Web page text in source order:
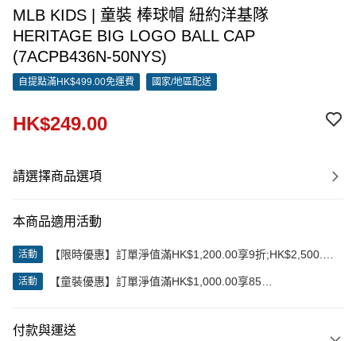
MLB KIDS | 童裝 棒球帽 紐約洋基隊
HERITAGE BIG LOGO BALL CAP
(7ACPB436N-50NYS)
自提點滿HK$499.00免運費 國家/地區配送
HK$249.00
請選擇商品選項
本商品適用活動
活動
【限時優惠】訂單淨值滿HK$1,200.00享9折;HK$2,500.00
活動
【童裝優惠】訂單淨值滿HK$1,000.00享85
付款與運送